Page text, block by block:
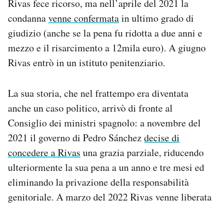
Rivas fece ricorso, ma nell’aprile del 2021 la
condannavenne confermatain ultimo grado di
giudizio (anche se la pena fu ridotta a due anni e
mezzo e il risarcimento a 12mila euro). A giugno
Rivas entrò in un istituto penitenziario.
La sua storia, che nel frattempo era diventata
anche un caso politico, arrivò di fronte al
Consiglio dei ministri spagnolo: a novembre del
2021 il governo di Pedro Sánchezdecise di
concedere a Rivas una grazia parziale, riducendo
ulteriormente la sua pena a un anno e tre mesi ed
eliminando la privazione della responsabilità
genitoriale. A marzo del 2022 Rivas venne liberata